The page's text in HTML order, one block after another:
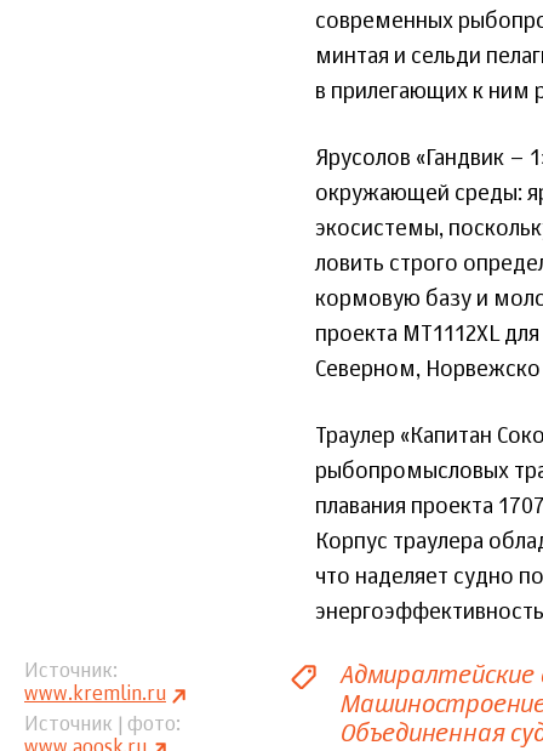
современных
минтая и сельди
в прилегающих к ним
Ярусолов «Гандвик –
окружающей среды:
экосистемы,
ловить строго
кормовую базу и
проекта MT1112XL
Северном,
Траулер «Капитан
рыбопромысловых
плавания проекта
Корпус траулера
что наделяет судно
Источник
www.kremlin.ru
Источник | фото
Адмиралтейские
Объединенная